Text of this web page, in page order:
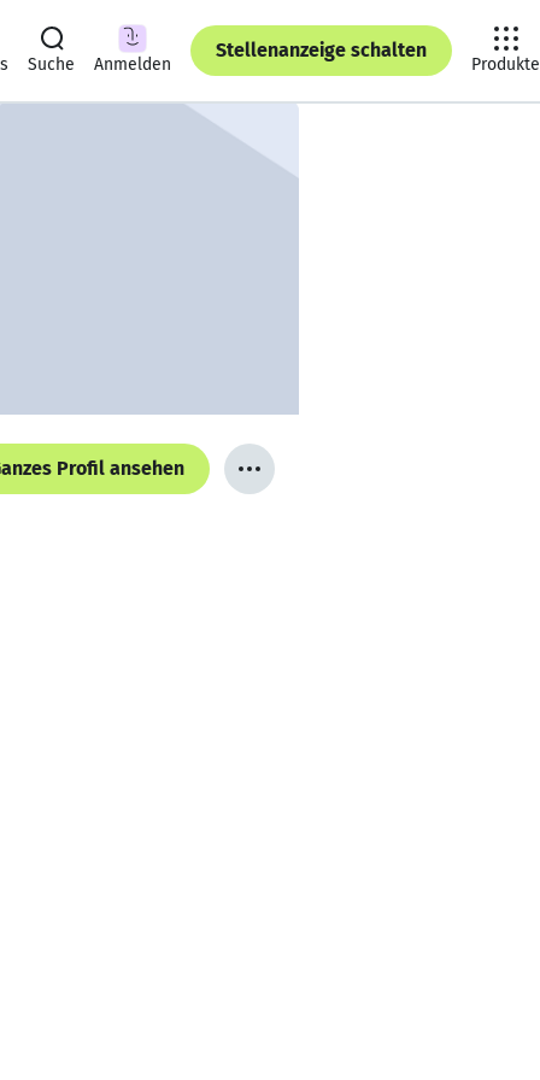
Suche Anmelden
Stellenanzeige schalten
Produkte
Profil ansehen